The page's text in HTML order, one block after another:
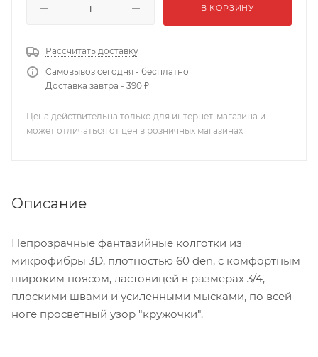
В КОРЗИНУ
Рассчитать доставку
Самовывоз сегодня - бесплатно
Доставка завтра - 390 ₽
Цена действительна только для интернет-магазина и
может отличаться от цен в розничных магазинах
Описание
Непрозрачные фантазийные колготки из
микрофибры 3D, плотностью 60 den, с комфортным
широким поясом, ластовицей в размерах 3/4,
плоскими швами и усиленными мысками, по всей
ноге просветный узор "кружочки".